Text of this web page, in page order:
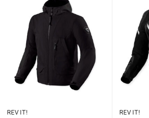
REV IT! REV IT!